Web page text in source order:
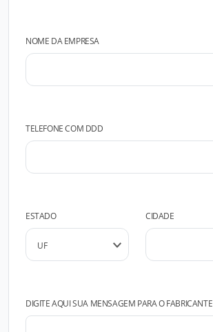
NOME DA EMPRESA
TELEFONE COM DDD
ESTADO CIDADE
DIGITE AQUI SUA MENSAGEM PARA O FABRICANTE